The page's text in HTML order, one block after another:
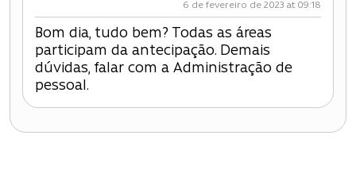
6 de fevereiro de 2023 at 09:18
Bom dia, tudo bem? Todas as áreas
participam da antecipação. Demais
dúvidas, falar com a Administração de
pessoal.